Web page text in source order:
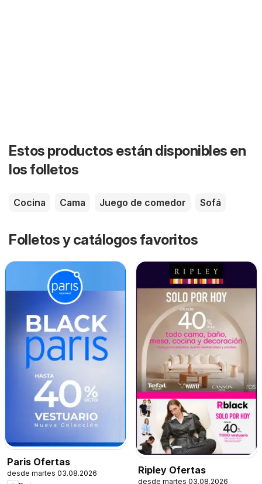
Estos productos están disponibles en
los folletos
Cocina Cama Juego de comedor Sofá
Folletos y catálogos favoritos
Paris Ofertas
desde martes 03.08.2026
Ripley Ofertas
desde martes 03.08.2026